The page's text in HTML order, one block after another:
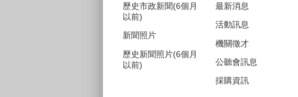
歷史市政新聞(6個月
以前)
新聞照片
歷史新聞照片(6個月
以前)
最新消息
活動訊息
機關徵才
公聽會訊息
採購資訊